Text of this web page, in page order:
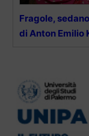
Fragole,
di Anton Emilio